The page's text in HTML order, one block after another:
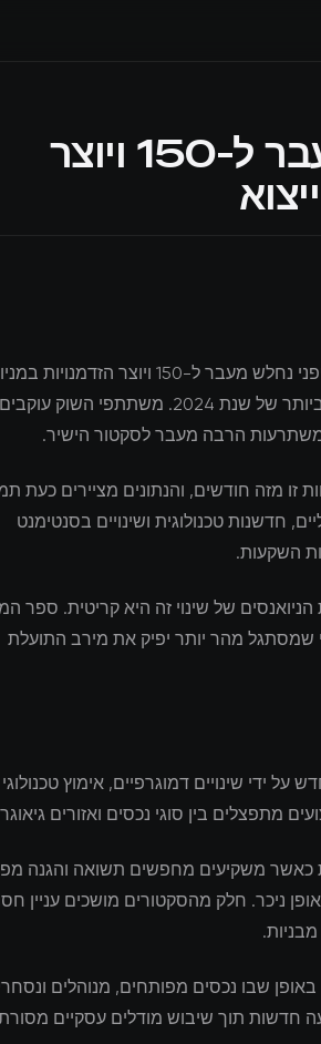
הין היפני נחלש מעבר ל-150 ויוצר
נוף ההשקעות עבר שינוי משמעותי, והין היפני נחלש מעבר ל-150
מייצג אחד מההתפתחויות המשמעותיות ביותר של שנת 2024.
הרבה מעבר לסקטור הישיר.
מזה חודשים, והנתונים מציירים כעת
חדשנות טכנולוגית ושינויים בסנטימנט
השקעות.
הניואנסים של שינוי זה היא קריטית. ספר
שמסתגל מהר יותר יפיק את מירב התועלת
2024 מעוצבים מחדש על ידי שינויים דמוגרפיים, אימוץ
מתפצלים בין סוגי נכסים ואזורים
כאשר משקיעים מחפשים תשואה והגנה
ניכר. חלק מהסקטורים מושכים עניין
שבו נכסים מפותחים, מנוהלים
חדשות תוך שיבוש מודלים עסקיים